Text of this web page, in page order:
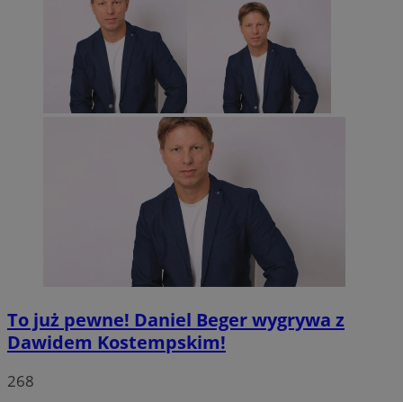
To już pewne! Daniel Beger wygrywa z
Dawidem Kostempskim!
268